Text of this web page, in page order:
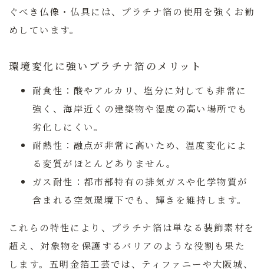
ぐべき仏像・仏具には、プラチナ箔の使用を強くお勧
めしています。
環境変化に強いプラチナ箔のメリット
耐食性： 酸やアルカリ、塩分に対しても非常に
強く、海岸近くの建築物や湿度の高い場所でも
劣化しにくい。
耐熱性： 融点が非常に高いため、温度変化によ
る変質がほとんどありません。
ガス耐性： 都市部特有の排気ガスや化学物質が
含まれる空気環境下でも、輝きを維持します。
これらの特性により、プラチナ箔は単なる装飾素材を
超え、対象物を保護するバリアのような役割も果た
します。五明金箔工芸では、ティファニーや大阪城、